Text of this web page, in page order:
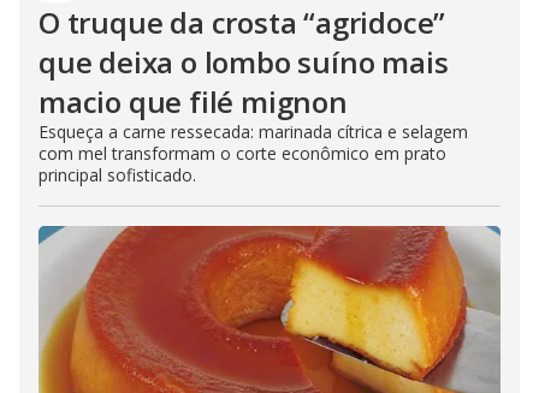
O truque da crosta “agridoce”
que deixa o lombo suíno mais
macio que filé mignon
Esqueça a carne ressecada: marinada cítrica e selagem
com mel transformam o corte econômico em prato
principal sofisticado.